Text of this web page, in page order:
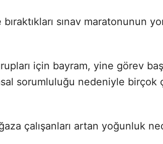
sınav maratonunun
için bayram, yine görev
sorumluluğu nedeniyle birçok
çalışanları artan yoğunluk